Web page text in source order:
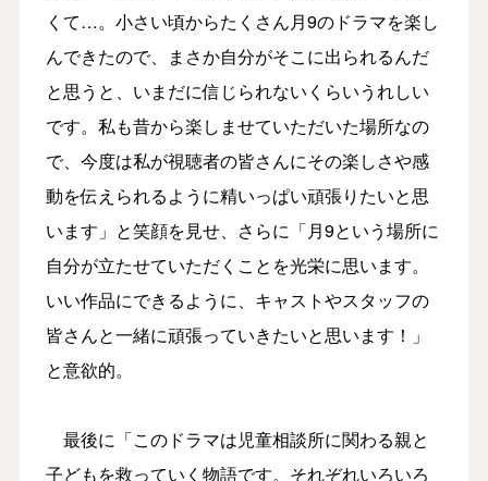
くて…。小さい頃からたくさん月9のドラマを楽し
んできたので、まさか自分がそこに出られるんだ
と思うと、いまだに信じられないくらいうれしい
です。私も昔から楽しませていただいた場所なの
で、今度は私が視聴者の皆さんにその楽しさや感
動を伝えられるように精いっぱい頑張りたいと思
います」と笑顔を見せ、さらに「月9という場所に
自分が立たせていただくことを光栄に思います。
いい作品にできるように、キャストやスタッフの
皆さんと一緒に頑張っていきたいと思います！」
と意欲的。
最後に「このドラマは児童相談所に関わる親と
子どもを救っていく物語です。それぞれいろいろ